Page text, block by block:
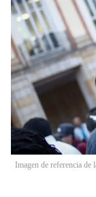
Imagen de referencia